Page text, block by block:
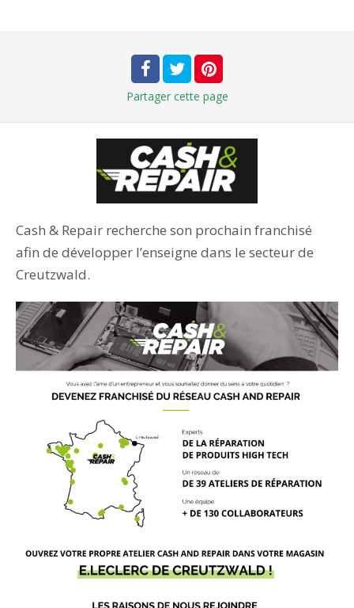
Partager cette page
Cash & Repair recherche son prochain franchisé
afin de développer l’enseigne dans le secteur de
Creutzwald.